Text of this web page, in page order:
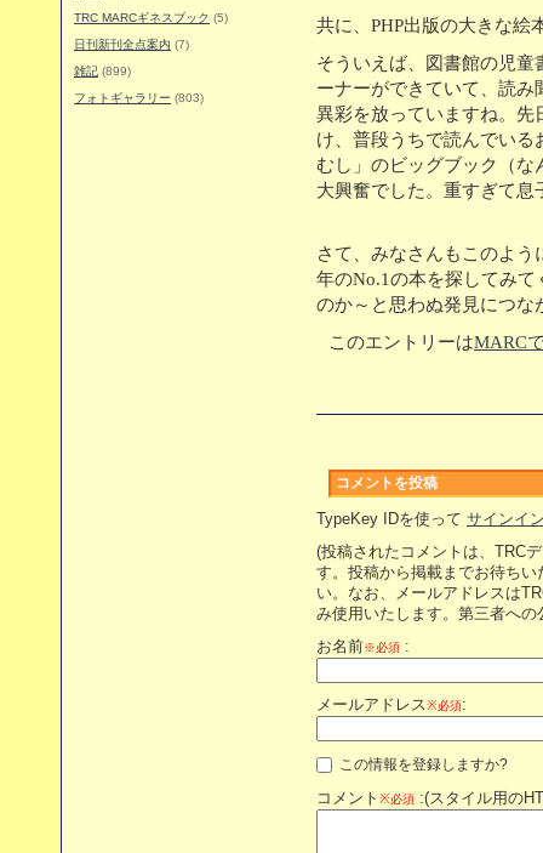
TRC MARCギネスブック (5)
日刊新刊全点案内 (7)
雑記 (899)
フォトギャラリー (803)
共に、PHP出版の大きな絵
そういえば、図書館の児
ーナーができていて、読
異彩を放っていますね。先
け、普段うちで読んでい
むし」のビッグブック（な
大興奮でした。重すぎて
さて、みなさんもこのよ
年のNo.1の本を探してみ
のか～と思わぬ発見につな
このエントリーはMARC
コメントを投稿
TypeKey IDを使って サインイ
(投稿されたコメントは、TRC
す。投稿から掲載までお待ち
い。なお、メールアドレスは
み使用いたします。第三者へ
お名前※必須 :
メールアドレス※必須:
この情報を登録しますか?
コメント ※必須 :(スタイル用の